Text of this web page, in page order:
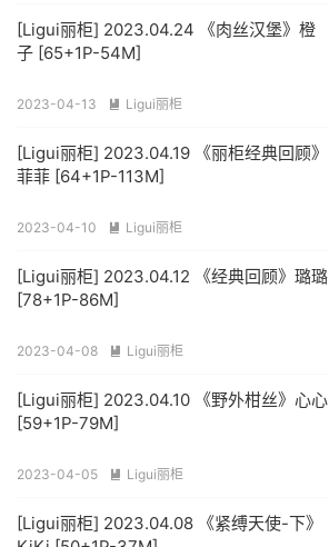
[Ligui丽柜] 2023.04.24 《肉丝汉堡》橙
子 [65+1P-54M]
2023-04-13  Ligui丽柜
[Ligui丽柜] 2023.04.19 《丽柜经典回顾》
菲菲 [64+1P-113M]
2023-04-10  Ligui丽柜
[Ligui丽柜] 2023.04.12 《经典回顾》璐璐
[78+1P-86M]
2023-04-08  Ligui丽柜
[Ligui丽柜] 2023.04.10 《野外柑丝》心心
[59+1P-79M]
2023-04-05  Ligui丽柜
[Ligui丽柜] 2023.04.08 《紧缚天使-下》